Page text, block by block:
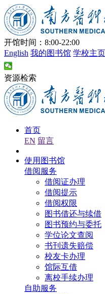
开馆时间：8:00-22:00
English 我的图书馆 学校主页
资源检索
首页
EN 留言
使用图书馆
借阅服务
借阅证办理
借阅提示
借阅权限
图书借还与续借
图书预约与委托
学位论文查阅
书刊遗失赔偿
校友卡办理
馆际互借
离校手续办理
自助服务